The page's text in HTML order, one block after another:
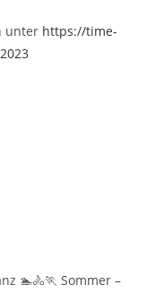
unter https://time-
🏊🚴🏃 Sommer –